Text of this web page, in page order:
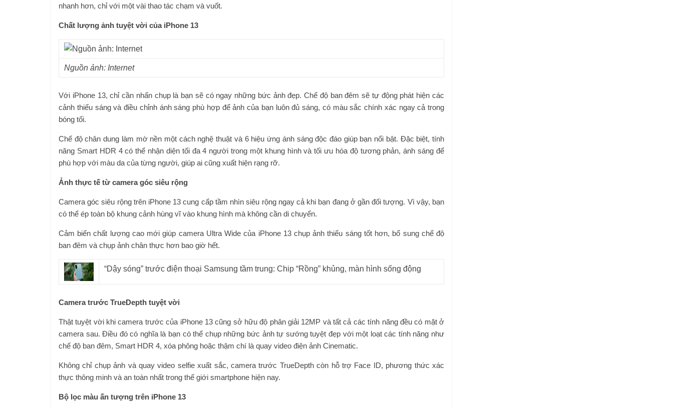
nhanh hơn, chỉ với một vài thao tác chạm và vuốt.
Chất lượng ảnh tuyệt vời của iPhone 13
Nguồn ảnh: Internet
Với iPhone 13, chỉ cần nhấn chụp là bạn sẽ có ngay những bức ảnh đẹp. Chế độ ban đêm sẽ tự động phát hiện các
cảnh thiếu sáng và điều chỉnh ánh sáng phù hợp để ảnh của bạn luôn đủ sáng, có màu sắc chính xác ngay cả trong
bóng tối.
Chế độ chân dung làm mờ nền một cách nghệ thuật và 6 hiệu ứng ánh sáng độc đáo giúp bạn nổi bật. Đặc biệt, tính
năng Smart HDR 4 có thể nhận diện tối đa 4 người trong một khung hình và tối ưu hóa độ tương phản, ánh sáng để
phù hợp với màu da của từng người, giúp ai cũng xuất hiện rạng rỡ.
Ảnh thực tế từ camera góc siêu rộng
Camera góc siêu rộng trên iPhone 13 cung cấp tầm nhìn siêu rộng ngay cả khi bạn đang ở gần đối tượng. Vì vậy, bạn
có thể ép toàn bộ khung cảnh hùng vĩ vào khung hình mà không cần di chuyển.
Cảm biến chất lượng cao mới giúp camera Ultra Wide của iPhone 13 chụp ảnh thiếu sáng tốt hơn, bổ sung chế độ
ban đêm và chụp ảnh chân thực hơn bao giờ hết.
“Dậy sóng” trước điện thoại Samsung tầm trung: Chip “Rồng” khủng, màn hình sống động
Camera trước TrueDepth tuyệt vời
Thật tuyệt vời khi camera trước của iPhone 13 cũng sở hữu độ phân giải 12MP và tất cả các tính năng đều có mặt ở
camera sau. Điều đó có nghĩa là bạn có thể chụp những bức ảnh tự sướng tuyệt đẹp với một loạt các tính năng như
chế độ ban đêm, Smart HDR 4, xóa phông hoặc thậm chí là quay video điện ảnh Cinematic.
Không chỉ chụp ảnh và quay video selfie xuất sắc, camera trước TrueDepth còn hỗ trợ Face ID, phương thức xác
thực thông minh và an toàn nhất trong thế giới smartphone hiện nay.
Bộ lọc màu ấn tượng trên iPhone 13